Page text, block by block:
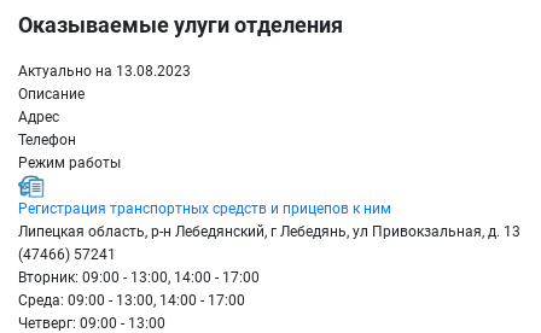
Оказываемые улуги отделения
Актуально на 13.08.2023
Описание
Адрес
Телефон
Режим работы
Регистрация транспортных средств и прицепов к ним
Липецкая область, р-н Лебедянский, г Лебедянь, ул Привокзальная, д. 13
(47466) 57241
Вторник: 09:00 - 13:00, 14:00 - 17:00
Среда: 09:00 - 13:00, 14:00 - 17:00
Четверг: 09:00 - 13:00